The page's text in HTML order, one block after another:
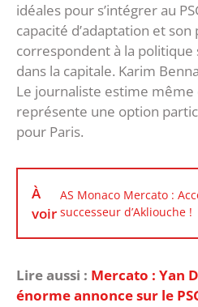
idéales pour s’intégrer au
capacité d’adaptation et
correspondent à la
dans la capitale. ‎Karim
Le journaliste estime même
représente une option
pour Paris.
À
voir
AS Monaco Mercato :
successeur d’Akliouche !
Lire aussi : Mercato : Yan
énorme annonce sur le